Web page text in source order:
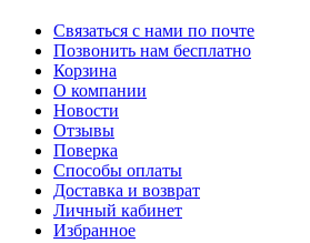
Связаться с нами по почте
Позвонить нам бесплатно
Корзина
О компании
Новости
Отзывы
Поверка
Способы оплаты
Доставка и возврат
Личный кабинет
Избранное